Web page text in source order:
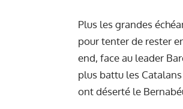
Plus les grandes
pour tenter de rester
end, face au leader
plus battu les
ont déserté le